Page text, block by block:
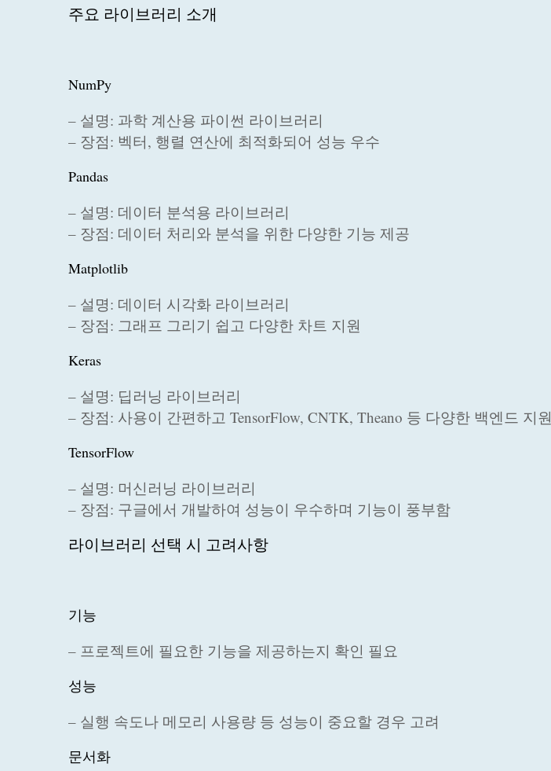
주요 라이브러리 소개
NumPy
– 설명: 과학 계산용 파이썬 라이브러리
– 장점: 벡터, 행렬 연산에 최적화되어 성능 우수
Pandas
– 설명: 데이터 분석용 라이브러리
– 장점: 데이터 처리와 분석을 위한 다양한 기능 제공
Matplotlib
– 설명: 데이터 시각화 라이브러리
– 장점: 그래프 그리기 쉽고 다양한 차트 지원
Keras
– 설명: 딥러닝 라이브러리
– 장점: 사용이 간편하고 TensorFlow, CNTK, Theano 등 다양한 백엔드 지원
TensorFlow
– 설명: 머신러닝 라이브러리
– 장점: 구글에서 개발하여 성능이 우수하며 기능이 풍부함
라이브러리 선택 시 고려사항
기능
– 프로젝트에 필요한 기능을 제공하는지 확인 필요
성능
– 실행 속도나 메모리 사용량 등 성능이 중요할 경우 고려
문서화